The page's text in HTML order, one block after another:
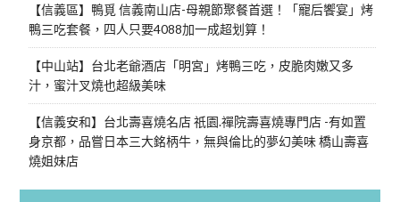
【信義區】鴨覓 信義南山店-母親節聚餐首選！「寵后饗宴」烤
鴨三吃套餐，四人只要4088加一成超划算！
【中山站】台北老爺酒店「明宮」烤鴨三吃，皮脆肉嫩又多
汁，蜜汁叉燒也超級美味
【信義安和】台北壽喜燒名店 祇園.禪院壽喜燒專門店 -有如置
身京都，品嘗日本三大銘柄牛，無與倫比的夢幻美味 橋山壽喜
燒姐妹店